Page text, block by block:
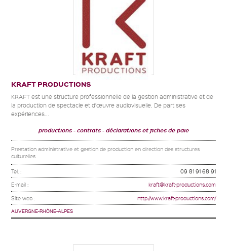
KRAFT PRODUCTIONS
KRAFT est une structure professionnelle de la gestion administrative et de
la production de spectacle et d’œuvre audiovisuelle. De part ses
expériences...
productions contrats déclarations et fiches de paie
Prestation administrative et gestion de production en direction des structures
culturelles
Tel. : 09 81 91 68 91
E-mail : kraft@kraft-productions.com
Site web : http://www.kraft-productions.com/
AUVERGNE-RHÔNE-ALPES